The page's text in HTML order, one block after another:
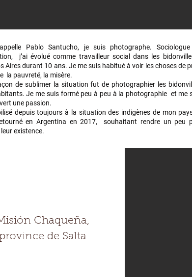
Pablo Santucho, je suis photographe.
j’ai évolué comme travailleur social dans les
Aires durant 10 ans. Je me suis habitué à voir les choses de
la pauvreté, la misère.
de sublimer la situation fut de photographier les
Je me suis formé peu à peu à la photographie et me
une passion.
depuis toujours à la situation des indigènes de mon
en Argentina en 2017, souhaitant rendre un peu
existence.
Chaqueña,
de Salta